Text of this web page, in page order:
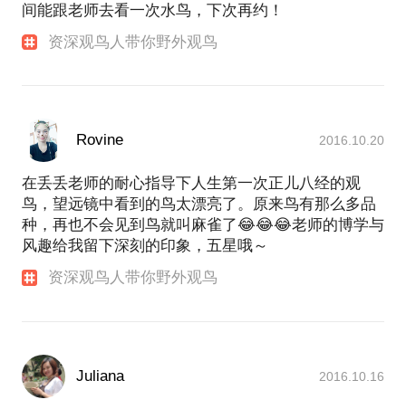
间能跟老师去看一次水鸟，下次再约！
资深观鸟人带你野外观鸟
Rovine 2016.10.20
在丢丢老师的耐心指导下人生第一次正儿八经的观
鸟，望远镜中看到的鸟太漂亮了。原来鸟有那么多品
种，再也不会见到鸟就叫麻雀了😂😂😂老师的博学与
风趣给我留下深刻的印象，五星哦～
资深观鸟人带你野外观鸟
Juliana 2016.10.16